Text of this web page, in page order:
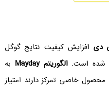
دیافزایش کیفیت نتایج گوگل
شده است. الگوریتم Mayday
به
خاصی تمرکز دارند امتیاز